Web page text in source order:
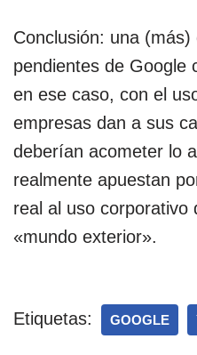
Conclusión: una
pendientes de Google
en ese caso, con el
empresas dan a sus
deberían acometer lo
realmente apuestan
real al uso corporativo
«mundo exterior».
Etiquetas: GOOGLE